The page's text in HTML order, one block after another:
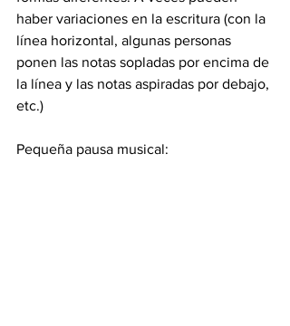
haber variaciones en la escritura (con la
línea horizontal, algunas personas
ponen las notas sopladas por encima de
la línea y las notas aspiradas por debajo,
etc.)
Pequeña pausa musical: